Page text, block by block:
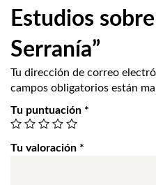
Estudios
Serranía”
Tu dirección de correo
campos obligatorios están
Tu puntuación *
Tu valoración *